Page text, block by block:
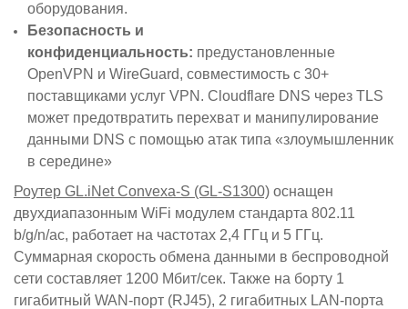
оборудования.
Безопасность и
конфиденциальность: предустановленные
OpenVPN и WireGuard, совместимость с 30+
поставщиками услуг VPN. Cloudflare DNS через TLS
может предотвратить перехват и манипулирование
данными DNS с помощью атак типа «злоумышленник
в середине»
Роутер GL.iNet Convexa-S (GL-S1300) оснащен
двухдиапазонным WiFi модулем стандарта 802.11
b/g/n/ac, работает на частотах 2,4 ГГц и 5 ГГц.
Суммарная скорость обмена данными в беспроводной
сети составляет 1200 Мбит/сек. Также на борту 1
гигабитный WAN-порт (RJ45), 2 гигабитных LAN-порта